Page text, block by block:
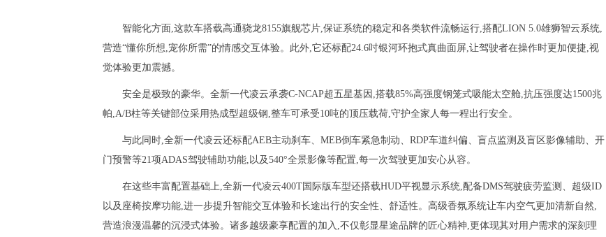
智能化方面,这款车搭载高通骁龙8155旗舰芯片,保证系统的稳定和各类软件流畅运行,搭配LION 5.0雄狮智云系统,
营造“懂你所想,宠你所需”的情感交互体验。此外,它还标配24.6吋银河环抱式真曲面屏,让驾驶者在操作时更加便捷,视
觉体验更加震撼。
安全是极致的豪华。全新一代凌云承袭C-NCAP超五星基因,搭载85%高强度钢笼式吸能太空舱,抗压强度达1500兆
帕,A/B柱等关键部位采用热成型超级钢,整车可承受10吨的顶压载荷,守护全家人每一程出行安全。
与此同时,全新一代凌云还标配AEB主动刹车、MEB倒车紧急制动、RDP车道纠偏、盲点监测及盲区影像辅助、开
门预警等21项ADAS驾驶辅助功能,以及540°全景影像等配置,每一次驾驶更加安心从容。
在这些丰富配置基础上,全新一代凌云400T国际版车型还搭载HUD平视显示系统,配备DMS驾驶疲劳监测、超级ID
以及座椅按摩功能,进一步提升智能交互体验和长途出行的安全性、舒适性。高级香氛系统让车内空气更加清新自然,
营造浪漫温馨的沉浸式体验。诸多越级豪享配置的加入,不仅彰显星途品牌的匠心精神,更体现其对用户需求的深刻理